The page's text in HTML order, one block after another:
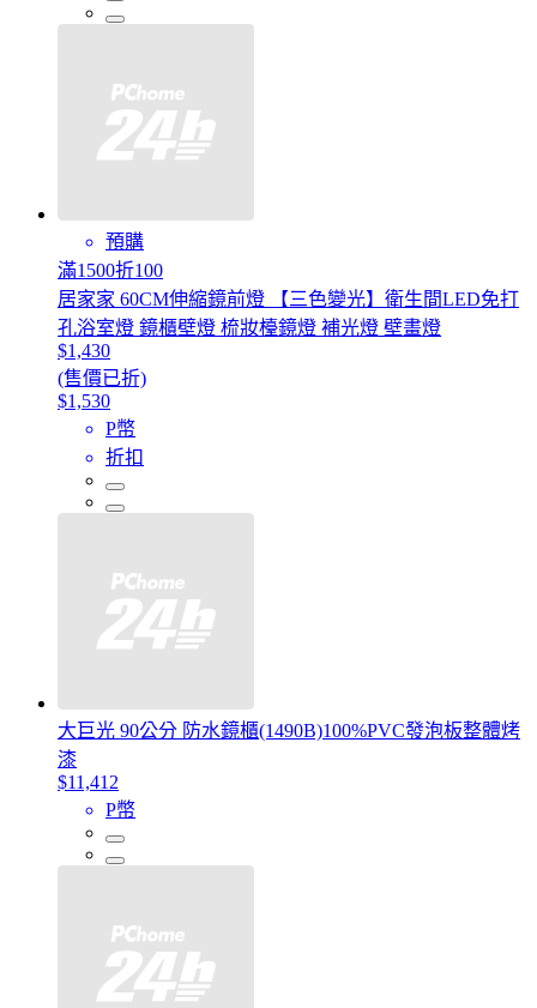
預購
滿1500折100
居家家 60CM伸縮鏡前燈 【三色變光】衛生間LED免打
孔浴室燈 鏡櫃壁燈 梳妝檯鏡燈 補光燈 壁畫燈
$1,430
(售價已折)
$1,530
P幣
折扣
大巨光 90公分 防水鏡櫃(1490B)100%PVC發泡板整體烤
漆
$11,412
P幣